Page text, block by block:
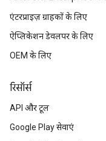
एंटरप्राइज़ ग्राहकों के लिए
ऐप्लिकेशन डेवलपर के लिए
OEM के लिए
रिसॉर्स
API और टूल
Google Play सेवाएं